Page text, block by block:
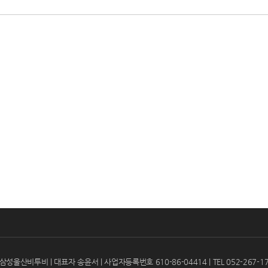
성울산비투비 | 대표자 송윤서 | 사업자등록번호 610-86-04414 | TEL 052-